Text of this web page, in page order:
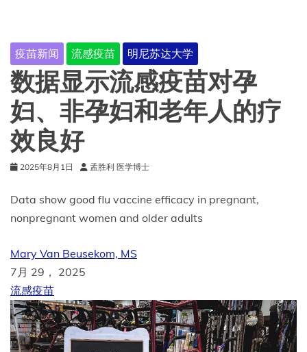
疫苗新闻 流感疫苗 明尼苏达大学
数据显示流感疫苗对孕
妇、非孕妇和老年人的疗
效良好
2025年8月1日 孟胜利 医学博士
Data show good flu vaccine efficacy in pregnant,
nonpregnant women and older adults
Mary Van Beusekom, MS
7月 29， 2025
流感疫苗